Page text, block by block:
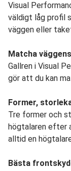
Visual
väldigt låg profil
väggen eller
Matcha
Gallren i Visual
gör att du kan
Former,
Tre former och
högtalaren efter
alltid en
Bästa